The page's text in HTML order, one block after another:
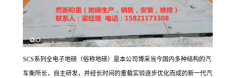
SCS系列全电子地磅（俗称地磅）是本公司博采当今国内多种结构的汽
车衡所长，自主研发，并经长时间的重载实验逐步优化而成的新一代汽